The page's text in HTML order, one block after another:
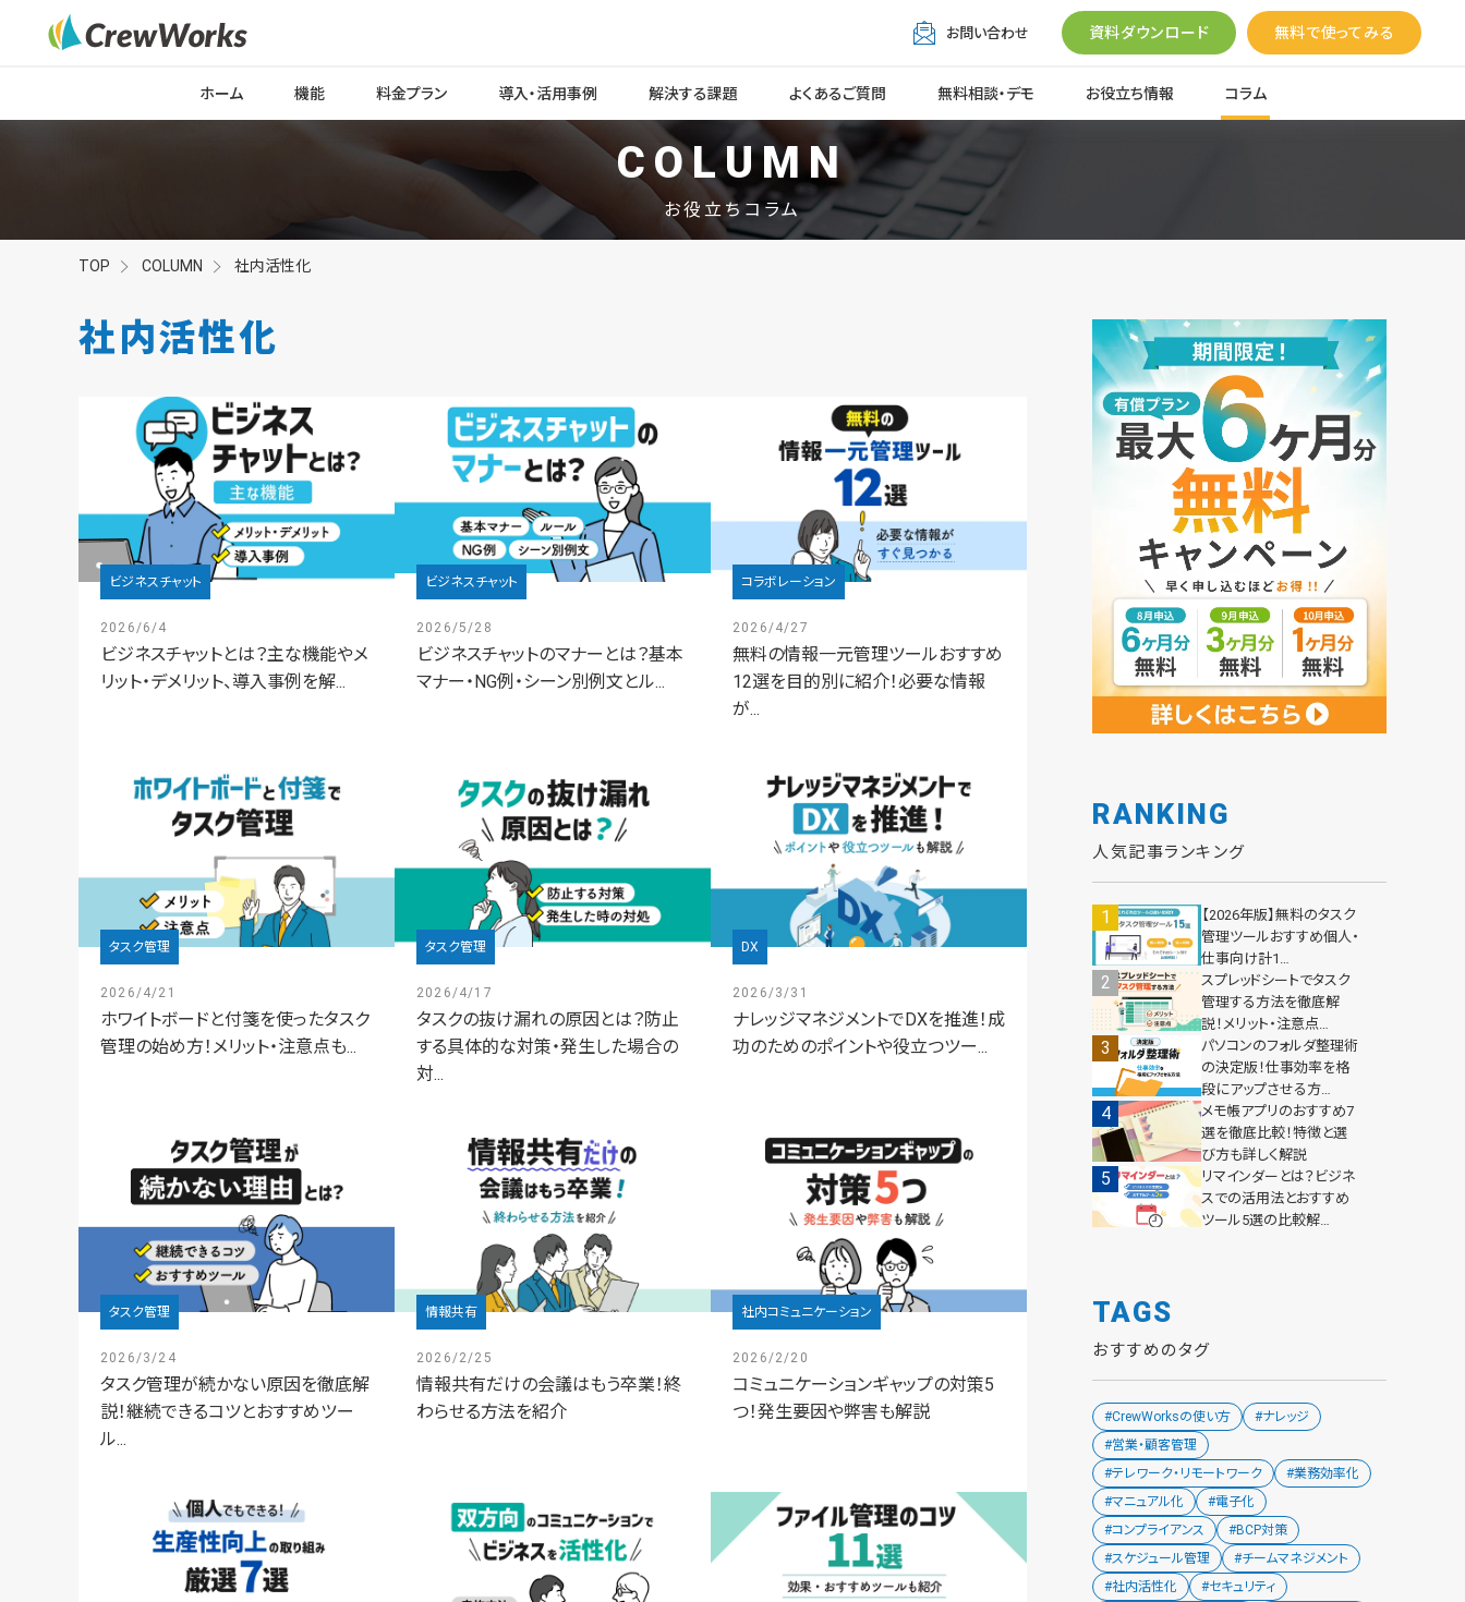
お問い合わせ 資料ダウンロード 無料で使ってみる
ホーム 機能 料金プラン 導入・活用事例 解決する課題 よくあるご質問 無料相談・デモ お役立ち情報 コラム
COLUMN
お役立ちコラム
TOP COLUMN 社内活性化
社内活性化
ビジネスチャット
2026/6/4
ビジネスチャットとは？主な機能やメ
リット・デメリット、導入事例を解...
ビジネスチャット
2026/5/28
ビジネスチャットのマナーとは？基本
マナー・NG例・シーン別例文とル...
コラボレーション
2026/4/27
無料の情報一元管理ツールおすすめ
12選を目的別に紹介！必要な情報
が...
タスク管理
2026/4/21
ホワイトボードと付箋を使ったタスク
管理の始め方！メリット・注意点も...
タスク管理
2026/4/17
タスクの抜け漏れの原因とは？防止
する具体的な対策・発生した場合の
対...
DX
2026/3/31
ナレッジマネジメントでDXを推進！成
功のためのポイントや役立つツー...
タスク管理
2026/3/24
タスク管理が続かない原因を徹底解
説！継続できるコツとおすすめツー
ル...
情報共有
2026/2/25
情報共有だけの会議はもう卒業！終
わらせる方法を紹介
社内コミュニケーション
2026/2/20
コミュニケーションギャップの対策5
つ！発生要因や弊害も解説
RANKING
人気記事ランキング
【2026年版】無料のタスク
管理ツールおすすめ個人・
仕事向け計1…
スプレッドシートでタスク
管理する方法を徹底解
説！メリット・注意点…
パソコンのフォルダ整理術
の決定版！仕事効率を格
段にアップさせる方…
メモ帳アプリのおすすめ7
選を徹底比較！特徴と選
び方も詳しく解説
リマインダーとは？ビジネ
スでの活用法とおすすめ
ツール5選の比較解…
TAGS
おすすめのタグ
#CrewWorksの使い方
#ナレッジ
#営業・顧客管理
#テレワーク・リモートワーク
#業務効率化
#マニュアル化
#電子化
#コンプライアンス
#BCP対策
#スケジュール管理
#チームマネジメント
#社内活性化
#セキュリティ